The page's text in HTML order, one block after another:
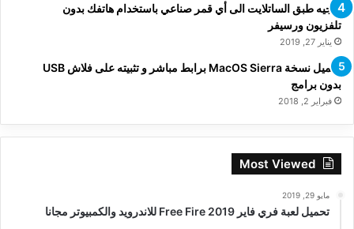
توجيه طبق الساتلايت الى أي قمر صناعي باستخدام هاتفك بدون
تلفزيون ورسيفر
يناير 27, 2019
تحميل نسخة MacOS Sierra برابط مباشر و تثبيته على فلاش USB
بدون برامج
فبراير 2, 2018
Most Viewed
مايو 29, 2019
تحميل لعبة فري فاير Free Fire 2019 للاندرويد والكمبيوتر مجانا